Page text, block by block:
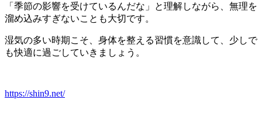
「季節の影響を受けているんだな」と理解しながら、無理を
溜め込みすぎないことも大切です。
湿気の多い時期こそ、身体を整える習慣を意識して、少しで
も快適に過ごしていきましょう。
https://shin9.net/